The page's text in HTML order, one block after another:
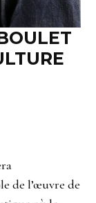
de l’œuvre de